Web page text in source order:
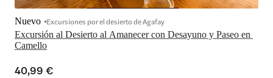
Excursión al Desierto al Amanecer con Desayuno y Paseo en
Camello
Nuevo Excursiones por el desierto de Agafay
40,99 €